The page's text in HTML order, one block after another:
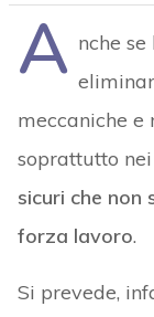
A nche se
meccaniche
soprattutto
sicuri che non
forza lavoro.
Si prevede,